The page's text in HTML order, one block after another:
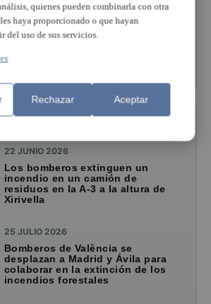
SOBRE
sección
22 JUNIO 2026
Los bomberos extinguen un
incendio en un camión de
residuos en la A-3 a la altura de
Xirivella
25 JULIO 2026
Bomberos de València se
desplazan a Madrid y Ávila para
colaborar en la extinción de los
incendios forestales
quienes pueden combinarla con otra
haya proporcionado o que hayan
del uso de sus servicios.
Rechazar Aceptar